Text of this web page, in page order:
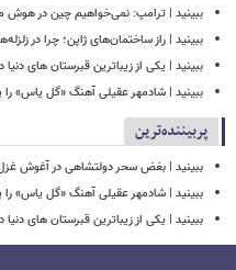
ببینید | ترامپ: نمی‌خواهیم چین در هوش
ببینید | راز ساختمان‌های ژاپن؛ چرا در
ببینید | یکی از زیباترین قبرستان های
ببینید | شادمهر عقیلی آهنگ «گل یاس» را پس از ۲۸ سال
پربیننده‌ترین
ببینید | بغض سحر دولتشاهی در آغوش
ببینید | شادمهر عقیلی آهنگ «گل یاس» را پس از ۲۸ سال
ببینید | یکی از زیباترین قبرستان های